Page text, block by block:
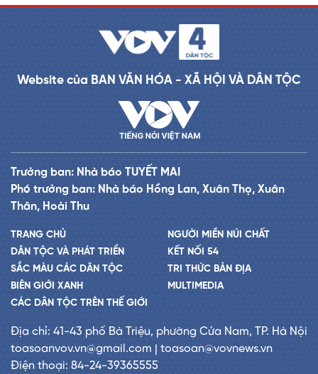
Website của BAN VĂN HÓA - XÃ HỘI VÀ DÂN TỘC
Trưởng ban: Nhà báo TUYẾT MAI
Phó trưởng ban: Nhà báo Hồng Lan, Xuân Thọ, Xuân
Thân, Hoài Thu
TRANG CHỦ
DÂN TỘC VÀ PHÁT TRIỂN
SẮC MÀU CÁC DÂN TỘC
BIÊN GIỚI XANH
CÁC DÂN TỘC TRÊN THẾ GIỚI
NGƯỜI MIỀN NÚI CHẤT
KẾT NỐI 54
TRI THỨC BẢN ĐỊA
MULTIMEDIA
Địa chỉ: 41-43 phố Bà Triệu, phường Cửa Nam, TP. Hà Nội
toasoanvov.vn@gmail.com | toasoan@vovnews.vn
Điện thoại: 84-24-39365555